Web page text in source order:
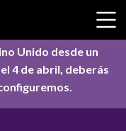
Unido desde un
4 de abril, deberás